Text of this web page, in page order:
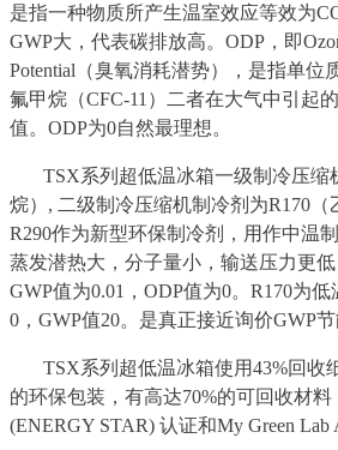
是指一种物质所产生温室效应等效为
GWP大，代表碳排放高。ODP，即
Potential（臭氧消耗潜势），是指单位
氟甲烷（CFC-11）二者在大气中引起
值。ODP为0自然最理想。
TSX系列超低温冰箱一级制冷压缩
烷）, 二级制冷压缩机制冷剂为R170（
R290作为新型环保制冷剂，用作中温
蒸发潜热大，分子量小，输送压力更
GWP值为0.01，ODP值为0。R170为
0，GWP值20。是真正接近询价GWP
TSX系列超低温冰箱使用43%回收
的环保包装，有高达70%的可回收材
(ENERGY STAR) 认证和My Green Lab